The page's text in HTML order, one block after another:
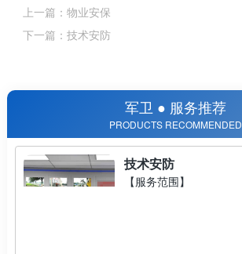
军卫 ● 服务推荐
PRODUCTS RECOMMENDED
技术安防
【服务范围】
上一篇：物业安保
下一篇：技术安防